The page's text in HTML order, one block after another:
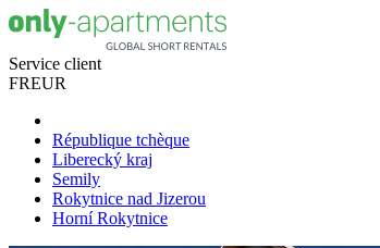
Service client
FREUR
République tchèque
Liberecký kraj
Semily
Rokytnice nad Jizerou
Horní Rokytnice